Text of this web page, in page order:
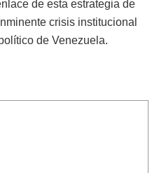
de esta estrategia de
crisis institucional
de Venezuela.